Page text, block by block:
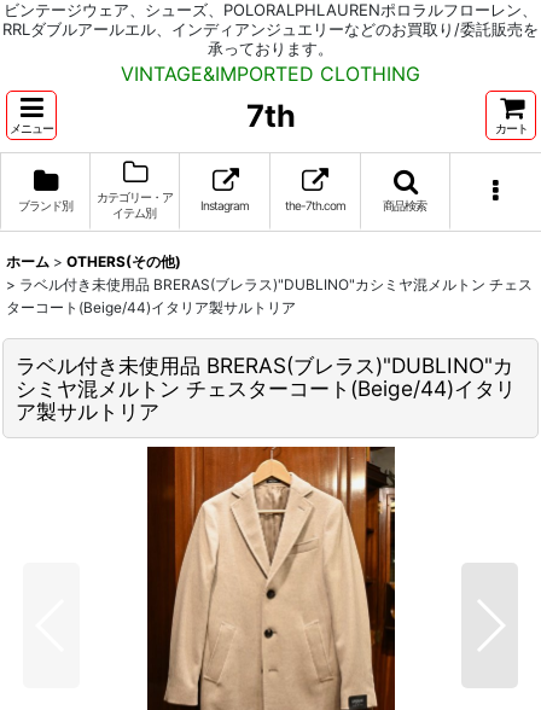
ビンテージウェア、シューズ、POLORALPHLAURENポロラルフローレン、
RRLダブルアールエル、インディアンジュエリーなどのお買取り/委託販売を
承っております。
VINTAGE&IMPORTED CLOTHING
メニュー 7th カート
ブランド別
カテゴリー・ア
イテム別
Instagram the-7th.com 商品検索
ホーム > OTHERS(その他)
> ラベル付き未使用品 BRERAS(ブレラス)"DUBLINO"カシミヤ混メルトン チェス
ターコート(Beige/44)イタリア製サルトリア
ラベル付き未使用品 BRERAS(ブレラス)"DUBLINO"カ
シミヤ混メルトン チェスターコート(Beige/44)イタリ
ア製サルトリア